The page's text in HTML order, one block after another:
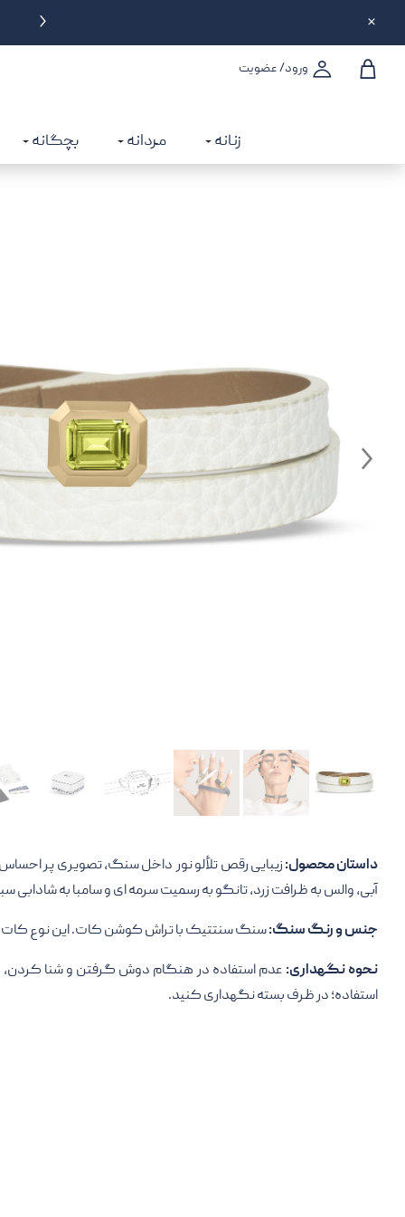
ورود/ عضویت
زنانه مردانه بچگانه
داستان محصول:زیبایی رقص تلألو نور داخل سنگ، تصویری پر
آبی، والس به ظرافت زرد، تانگو به رسمیت سرمه ای و سامبا به شادابی
جنس و رنگ سنگ:سنگ سنتتیک با تراش کوشن کات. این نوع
نحوه نگهداری: عدم استفاده در هنگام دوش گرفتن و شنا کردن،
استفاده؛ در ظرف بسته نگهداری کنید.